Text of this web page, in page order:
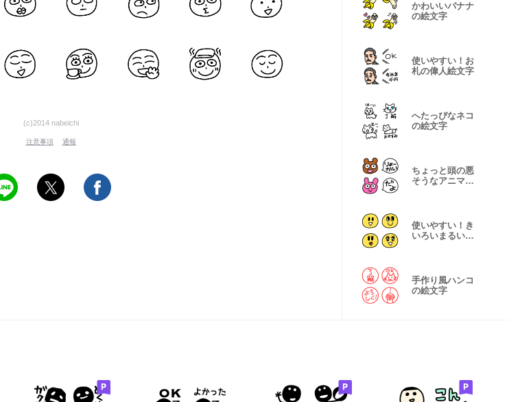
(c)2014 nabeichi
注意事項 通報
かわいいバナナ
の絵文字
使いやすい！お
札の偉人絵文字
へたっぴなネコ
の絵文字
ちょっと頭の悪
そうなアニマル
使いやすい！き
いろいまるいコ
手作り風ハンコ
の絵文字